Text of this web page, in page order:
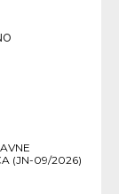
(JN-09/2026)